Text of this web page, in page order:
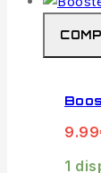
9.99
1